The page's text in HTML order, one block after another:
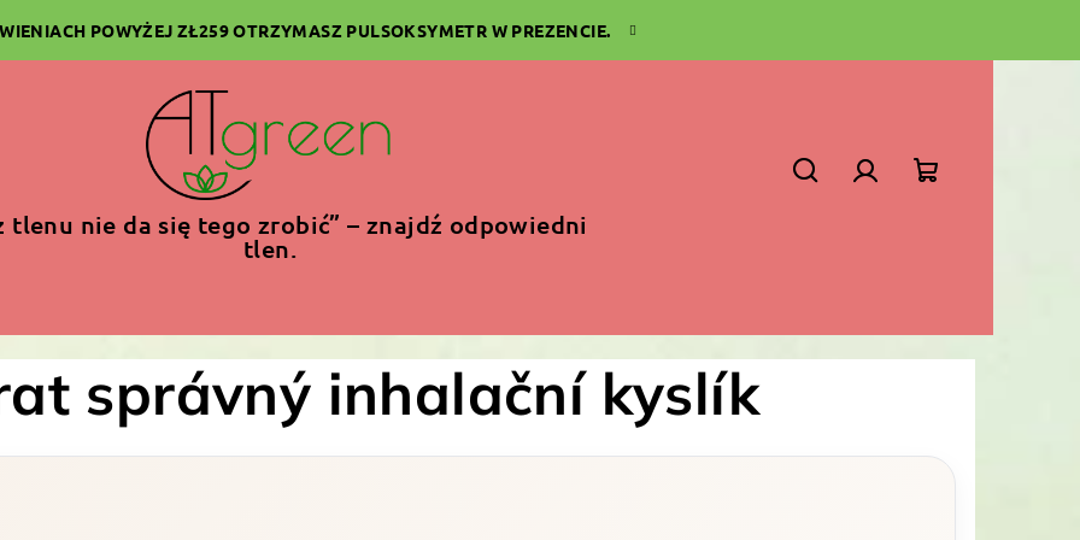
POWYŻEJ ZŁ259 OTRZYMASZ PULSOKSYMETR W PREZENCIE.
tlenu nie da się tego zrobić” – znajdź odpowiedni
tlen.
správný inhalační kyslík